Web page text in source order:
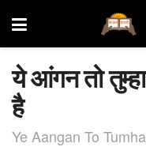
ये आंगन तो
है
Ye Aangan To